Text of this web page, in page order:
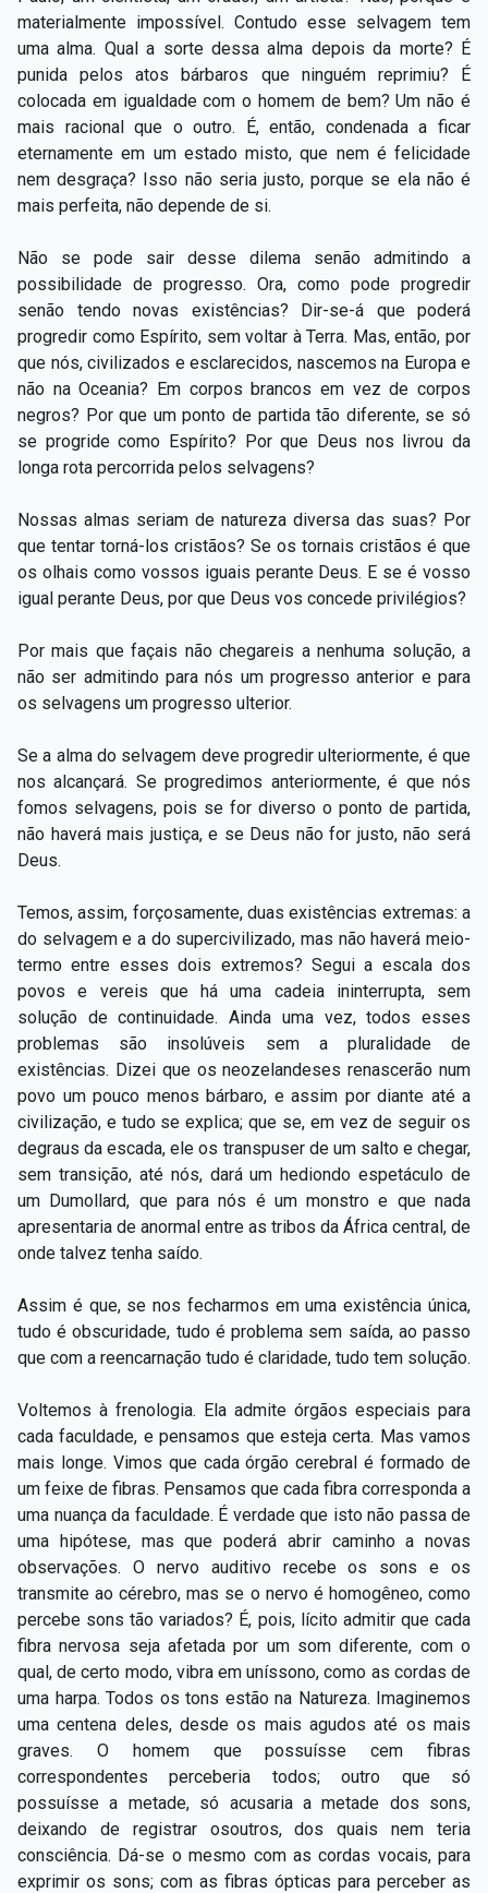
materialmente impossível. Contudo esse selvagem tem
uma alma. Qual a sorte dessa alma depois da morte? É
punida pelos atos bárbaros que ninguém reprimiu? É
colocada em igualdade com o homem de bem? Um não é
mais racional que o outro. É, então, condenada a ficar
eternamente em um estado misto, que nem é felicidade
nem desgraça? Isso não seria justo, porque se ela não é
mais perfeita, não depende de si.
Não se pode sair desse dilema senão admitindo a
possibilidade de progresso. Ora, como pode progredir
senão tendo novas existências? Dir-se-á que poderá
progredir como Espírito, sem voltar à Terra. Mas, então, por
que nós, civilizados e esclarecidos, nascemos na Europa e
não na Oceania? Em corpos brancos em vez de corpos
negros? Por que um ponto de partida tão diferente, se só
se progride como Espírito? Por que Deus nos livrou da
longa rota percorrida pelos selvagens?
Nossas almas seriam de natureza diversa das suas? Por
que tentar torná-los cristãos? Se os tornais cristãos é que
os olhais como vossos iguais perante Deus. E se é vosso
igual perante Deus, por que Deus vos concede privilégios?
Por mais que façais não chegareis a nenhuma solução, a
não ser admitindo para nós um progresso anterior e para
os selvagens um progresso ulterior.
Se a alma do selvagem deve progredir ulteriormente, é que
nos alcançará. Se progredimos anteriormente, é que nós
fomos selvagens, pois se for diverso o ponto de partida,
não haverá mais justiça, e se Deus não for justo, não será
Deus.
Temos, assim, forçosamente, duas existências extremas: a
do selvagem e a do supercivilizado, mas não haverá meio-
termo entre esses dois extremos? Segui a escala dos
povos e vereis que há uma cadeia ininterrupta, sem
solução de continuidade. Ainda uma vez, todos esses
problemas são insolúveis sem a pluralidade de
existências. Dizei que os neozelandeses renascerão num
povo um pouco menos bárbaro, e assim por diante até a
civilização, e tudo se explica; que se, em vez de seguir os
degraus da escada, ele os transpuser de um salto e chegar,
sem transição, até nós, dará um hediondo espetáculo de
um Dumollard, que para nós é um monstro e que nada
apresentaria de anormal entre as tribos da África central, de
onde talvez tenha saído.
Assim é que, se nos fecharmos em uma existência única,
tudo é obscuridade, tudo é problema sem saída, ao passo
que com a reencarnação tudo é claridade, tudo tem solução.
Voltemos à frenologia. Ela admite órgãos especiais para
cada faculdade, e pensamos que esteja certa. Mas vamos
mais longe. Vimos que cada órgão cerebral é formado de
um feixe de fibras. Pensamos que cada fibra corresponda a
uma nuança da faculdade. É verdade que isto não passa de
uma hipótese, mas que poderá abrir caminho a novas
observações. O nervo auditivo recebe os sons e os
transmite ao cérebro, mas se o nervo é homogêneo, como
percebe sons tão variados? É, pois, lícito admitir que cada
fibra nervosa seja afetada por um som diferente, com o
qual, de certo modo, vibra em uníssono, como as cordas de
uma harpa. Todos os tons estão na Natureza. Imaginemos
uma centena deles, desde os mais agudos até os mais
graves. O homem que possuísse cem fibras
correspondentes perceberia todos; outro que só
possuísse a metade, só acusaria a metade dos sons,
deixando de registrar osoutros, dos quais nem teria
consciência. Dá-se o mesmo com as cordas vocais, para
exprimir os sons; com as fibras ópticas para perceber as